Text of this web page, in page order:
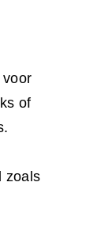
voor
of
zoals